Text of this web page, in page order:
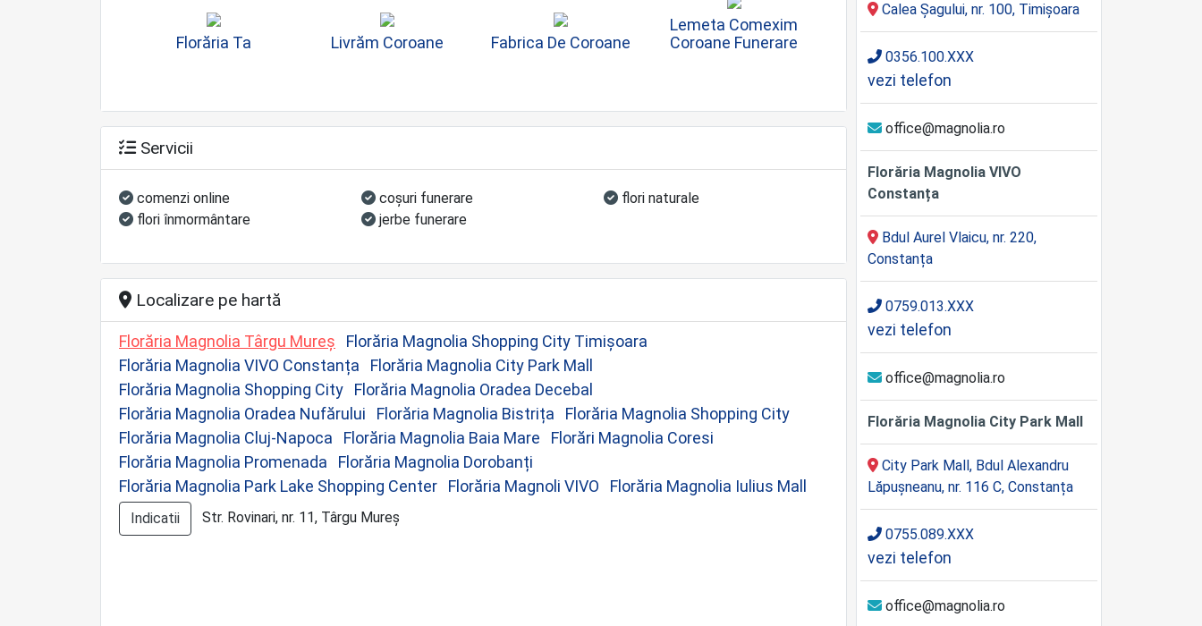
Florăria Ta Livrăm Coroane Fabrica De Coroane
Lemeta Comexim
Coroane Funerare
Servicii
comenzi online coşuri funerare
flori naturale
flori înmormântare
jerbe funerare
Localizare pe hartă
Florăria Magnolia Târgu Mureș
Florăria Magnolia Shopping City Timișoara
Florăria Magnolia VIVO Constanța
Florăria Magnolia City Park Mall
Florăria Magnolia Shopping City
Florăria Magnolia Oradea Decebal
Florăria Magnolia Oradea Nufărului
Florăria Magnolia Bistrița
Florăria Magnolia Shopping City
Florăria Magnolia Cluj-Napoca
Florăria Magnolia Baia Mare
Florări Magnolia Coresi
Florăria Magnolia Promenada
Florăria Magnolia Dorobanți
Florăria Magnolia Park Lake Shopping Center
Florăria Magnoli VIVO Florăria Magnolia Iulius Mall
Indicatii Str. Rovinari, nr. 11, Târgu Mureș
Calea Șagului, nr. 100, Timișoara
0356.100.XXX
vezi telefon
office@magnolia.ro
Florăria Magnolia VIVO
Constanța
Bdul Aurel Vlaicu, nr. 220,
Constanța
0759.013.XXX
vezi telefon
office@magnolia.ro
Florăria Magnolia City Park Mall
City Park Mall, Bdul Alexandru
Lăpușneanu, nr. 116 C, Constanța
0755.089.XXX
vezi telefon
office@magnolia.ro